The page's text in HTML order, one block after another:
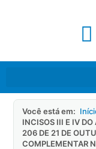
Você está em:
INCISOS III E IV
206 DE 21 DE
COMPLEMENTAR